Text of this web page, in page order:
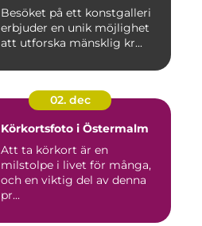
Besöket på ett konstgalleri
erbjuder en unik möjlighet
att utforska mänsklig kr...
02. dec
Körkortsfoto i Östermalm
Att ta körkort är en
milstolpe i livet för många,
och en viktig del av denna
pr...